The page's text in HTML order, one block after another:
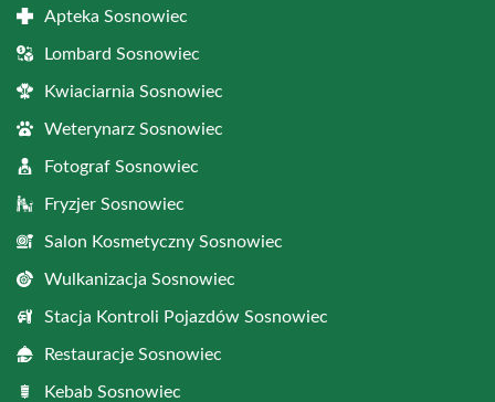
Apteka Sosnowiec
Lombard Sosnowiec
Kwiaciarnia Sosnowiec
Weterynarz Sosnowiec
Fotograf Sosnowiec
Fryzjer Sosnowiec
Salon Kosmetyczny Sosnowiec
Wulkanizacja Sosnowiec
Stacja Kontroli Pojazdów Sosnowiec
Restauracje Sosnowiec
Kebab Sosnowiec